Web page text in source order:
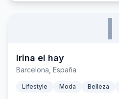
I
Irina el hay
Barcelona, España
Lifestyle Moda Belleza